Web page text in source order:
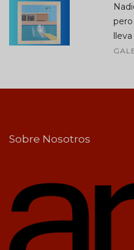
Sobre Nosotros